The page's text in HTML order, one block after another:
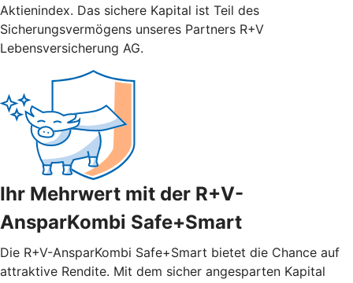
Aktienindex. Das sichere Kapital ist Teil des
Sicherungsvermögens unseres Partners R+V
Lebensversicherung AG.
Ihr Mehrwert mit der R+V-
AnsparKombi Safe+Smart
Die R+V-AnsparKombi Safe+Smart bietet die Chance auf
attraktive Rendite. Mit dem sicher angesparten Kapital